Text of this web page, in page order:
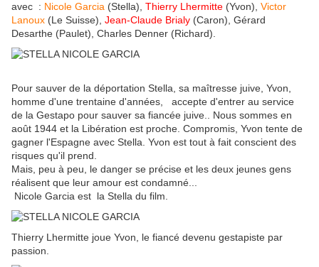
avec : Nicole Garcia (Stella), Thierry Lhermitte (Yvon), Victor
Lanoux (Le Suisse), Jean-Claude Brialy (Caron), Gérard
Desarthe (Paulet), Charles Denner (Richard).
Pour sauver de la déportation Stella, sa maîtresse juive, Yvon,
homme d'une trentaine d'années, accepte d'entrer au service
de la Gestapo pour sauver sa fiancée juive.. Nous sommes en
août 1944 et la Libération est proche. Compromis, Yvon tente de
gagner l'Espagne avec Stella. Yvon est tout à fait conscient des
risques qu'il prend.
Mais, peu à peu, le danger se précise et les deux jeunes gens
réalisent que leur amour est condamné...
Nicole Garcia est la Stella du film.
Thierry Lhermitte joue Yvon, le fiancé devenu gestapiste par
passion.